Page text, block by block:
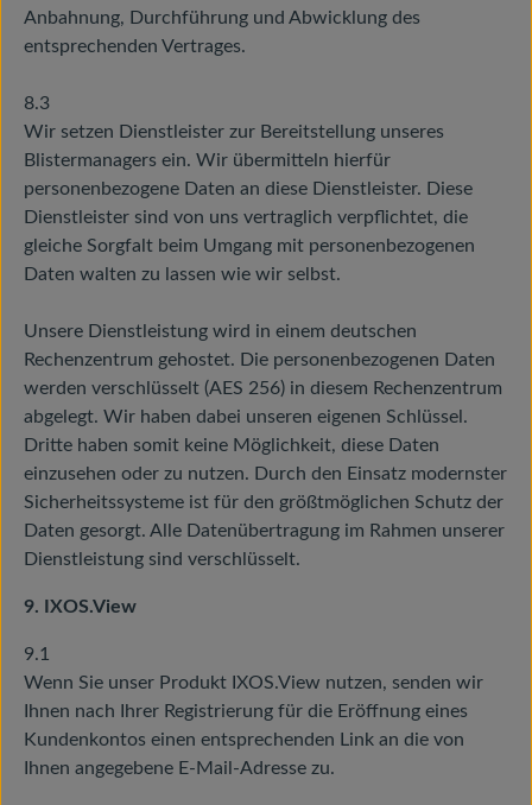
Anbahnung, Durchführung und Abwicklung des
entsprechenden Vertrages.
8.3
Wir setzen Dienstleister zur Bereitstellung unseres
Blistermanagers ein. Wir übermitteln hierfür
personenbezogene Daten an diese Dienstleister. Diese
Dienstleister sind von uns vertraglich verpflichtet, die
gleiche Sorgfalt beim Umgang mit personenbezogenen
Daten walten zu lassen wie wir selbst.
Unsere Dienstleistung wird in einem deutschen
Rechenzentrum gehostet. Die personenbezogenen Daten
werden verschlüsselt (AES 256) in diesem Rechenzentrum
abgelegt. Wir haben dabei unseren eigenen Schlüssel.
Dritte haben somit keine Möglichkeit, diese Daten
einzusehen oder zu nutzen. Durch den Einsatz modernster
Sicherheitssysteme ist für den größtmöglichen Schutz der
Daten gesorgt. Alle Datenübertragung im Rahmen unserer
Dienstleistung sind verschlüsselt.
9. IXOS.View
9.1
Wenn Sie unser Produkt IXOS.View nutzen, senden wir
Ihnen nach Ihrer Registrierung für die Eröffnung eines
Kundenkontos einen entsprechenden Link an die von
Ihnen angegebene E-Mail-Adresse zu.